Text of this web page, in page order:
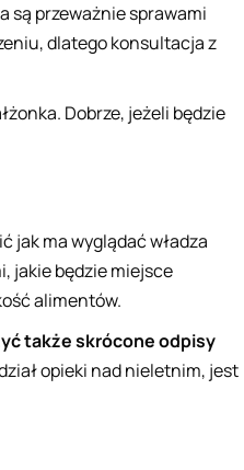
są przeważnie sprawami
dlatego konsultacja z
Dobrze, jeżeli będzie
jak ma wyglądać władza
jakie będzie miejsce
alimentów.
także skrócone odpisy
opieki nad nieletnim, jest